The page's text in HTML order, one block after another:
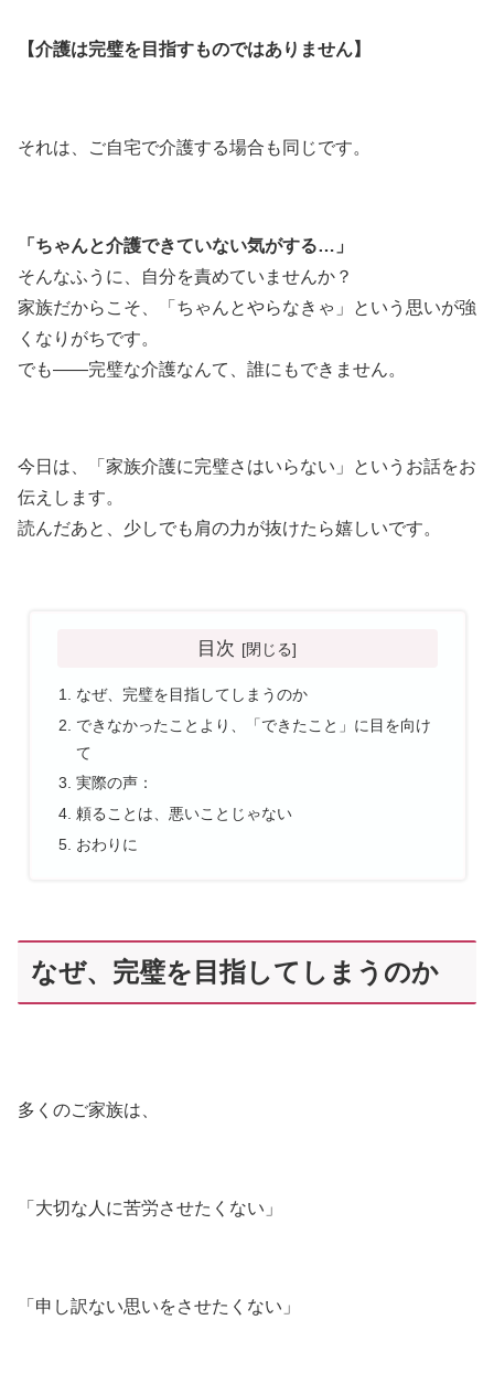
【介護は完璧を目指すものではありません】
それは、ご自宅で介護する場合も同じです。
「ちゃんと介護できていない気がする…」
そんなふうに、自分を責めていませんか？
家族だからこそ、「ちゃんとやらなきゃ」という思いが強
くなりがちです。
でも――完璧な介護なんて、誰にもできません。
今日は、「家族介護に完璧さはいらない」というお話をお
伝えします。
読んだあと、少しでも肩の力が抜けたら嬉しいです。
目次
なぜ、完璧を目指してしまうのか
できなかったことより、「できたこと」に目を向け
て
実際の声：
頼ることは、悪いことじゃない
おわりに
なぜ、完璧を目指してしまうのか
多くのご家族は、
「大切な人に苦労させたくない」
「申し訳ない思いをさせたくない」